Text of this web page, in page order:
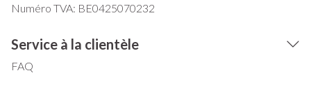
Numéro TVA: BE0425070232
Service à la clientèle
FAQ